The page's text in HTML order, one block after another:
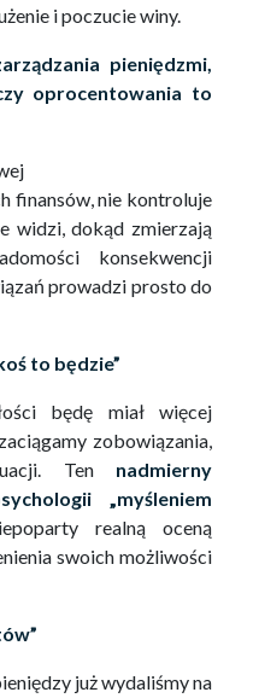
i poczucie winy.
pieniędzmi,
oprocentowania to
finansów, nie kontroluje
widzi, dokąd zmierzają
konsekwencji
prowadzi prosto do
to będzie”
będę miał więcej
zobowiązania,
Ten nadmierny
„myśleniem
realną oceną
swoich możliwości
już wydaliśmy na